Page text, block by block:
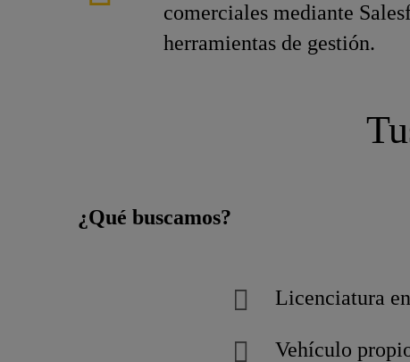
comerciales mediante
herramientas de gestión.
¿Qué buscamos?
Licenciatura
Vehículo